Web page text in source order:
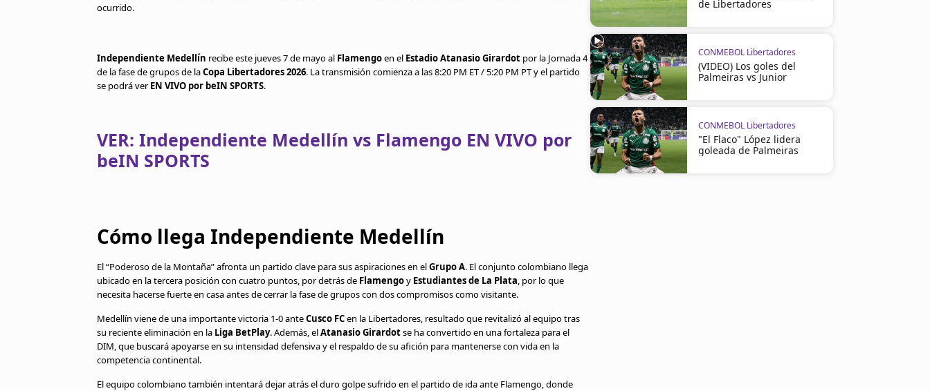
ocurrido.
Independiente Medellín recibe este jueves 7 de mayo al Flamengoen el Estadio Atanasio Girardot por la Jornada 4
de la fase de grupos de laCopa Libertadores 2026. La transmisión comienza a las 8:20 PM ET / 5:20 PM PT y el partido
se podrá verEN VIVO por beIN SPORTS.
VER: Independiente Medellín vs Flamengo EN VIVO por
beIN SPORTS
Cómo llega Independiente Medellín
El “Poderoso de la Montaña” afronta un partido clave para sus aspiraciones en elGrupo A. El conjunto colombiano llega
ubicado en la tercera posición con cuatro puntos, por detrás de Flamengoy Estudiantes de La Plata, por lo que
necesita hacerse fuerte en casa antes de cerrar la fase de grupos con dos compromisos como visitante.
Medellín viene de una importante victoria 1-0 anteCusco FCen la Libertadores, resultado que revitalizó al equipo tras
su reciente eliminación en la Liga BetPlay. Además, elAtanasio Girardotse ha convertido en una fortaleza para el
DIM, que buscará apoyarse en su intensidad defensiva y el respaldo de su afición para mantenerse con vida en la
competencia continental.
El equipo colombiano también intentará dejar atrás el duro golpe sufrido en el partido de ida ante Flamengo, donde
de Libertadores
CONMEBOL Libertadores
(VIDEO) Los goles del
Palmeiras vs Junior
CONMEBOL Libertadores
"El Flaco" López lidera
goleada de Palmeiras